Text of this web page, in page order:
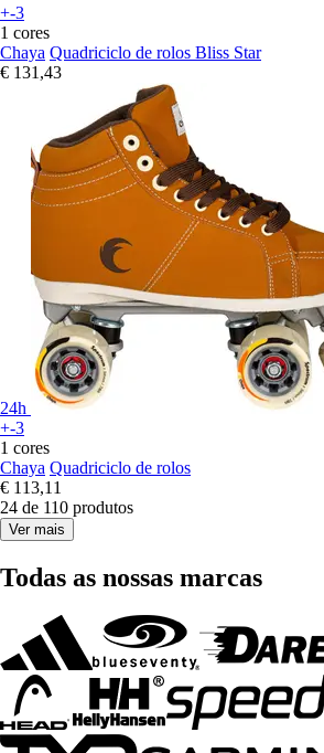
+-3
1 cores
Chaya Quadriciclo de rolos Bliss Star
€ 131,43
24h
+-3
1 cores
Chaya Quadriciclo de rolos
€ 113,11
24 de 110 produtos
Ver mais
Todas as nossas marcas